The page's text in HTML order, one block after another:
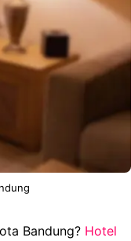
Bandung? Hotel